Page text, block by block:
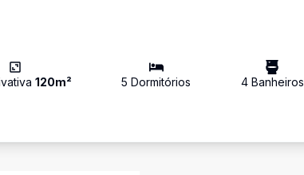
120m² 5 Dormitórios 4Banheiros